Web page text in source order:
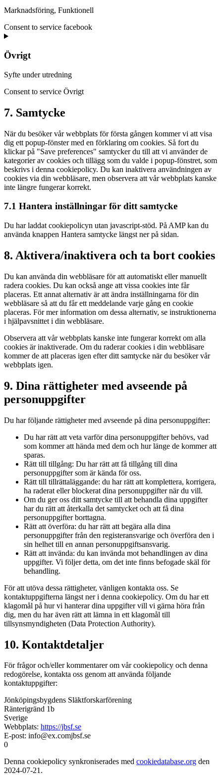
Marknadsföring, Funktionell
Consent to service facebook
Övrigt
Syfte under utredning
Consent to service Övrigt
7. Samtycke
När du besöker vår webbplats för första gången kommer vi att visa
dig ett popup-fönster med en förklaring om cookies. Så fort du
klickar på "Save preferences" samtycker du till att vi använder de
kategorier av cookies och tillägg som du valde i popup-fönstret, som
beskrivs i denna cookiepolicy. Du kan inaktivera användningen av
cookies via din webbläsare, men observera att vår webbplats kanske
inte längre fungerar korrekt.
7.1 Hantera inställningar för ditt samtycke
Du har laddat cookiepolicyn utan javascript-stöd. På AMP kan du
använda knappen Hantera samtycke längst ner på sidan.
8. Aktivera/inaktivera och ta bort cookies
Du kan använda din webbläsare för att automatiskt eller manuellt
radera cookies. Du kan också ange att vissa cookies inte får
placeras. Ett annat alternativ är att ändra inställningarna för din
webbläsare så att du får ett meddelande varje gång en cookie
placeras. För mer information om dessa alternativ, se instruktionerna
i hjälpavsnittet i din webbläsare.
Observera att vår webbplats kanske inte fungerar korrekt om alla
cookies är inaktiverade. Om du raderar cookies i din webbläsare
kommer de att placeras igen efter ditt samtycke när du besöker vår
webbplats igen.
9. Dina rättigheter med avseende på
personuppgifter
Du har följande rättigheter med avseende på dina personuppgifter:
Du har rätt att veta varför dina personuppgifter behövs, vad
som kommer att hända med dem och hur länge de kommer att
sparas.
Rätt till tillgång: Du har rätt att få tillgång till dina
personuppgifter som är kända för oss.
Rätt till tillrättaläggande: du har rätt att komplettera, korrigera,
ha raderat eller blockerat dina personuppgifter när du vill.
Om du ger oss ditt samtycke till att behandla dina uppgifter
har du rätt att återkalla det samtycket och att få dina
personuppgifter borttagna.
Rätt att överföra: du har rätt att begära alla dina
personuppgifter från den registeransvarige och överföra den i
sin helhet till en annan personuppgiftsansvarig.
Rätt att invända: du kan invända mot behandlingen av dina
uppgifter. Vi följer detta, om det inte finns befogade skäl för
behandling.
För att utöva dessa rättigheter, vänligen kontakta oss. Se
kontaktuppgifterna längst ner i denna cookiepolicy. Om du har ett
klagomål på hur vi hanterar dina uppgifter vill vi gärna höra från
dig, men du har även rätt att lämna in ett klagomål till
tillsynsmyndigheten (Data Protection Authority).
10. Kontaktdetaljer
För frågor och/eller kommentarer om vår cookiepolicy och denna
redogörelse, kontakta oss genom att använda följande
kontaktuppgifter:
Jönköpingsbygdens Släktforskarförening
Ränterigränd 1b
Sverige
Webbplats: https://jbsf.se
E-post: info@ex.comjbsf.se
0
Denna cookiepolicy synkroniserades med cookiedatabase.org den
2024-07-21.